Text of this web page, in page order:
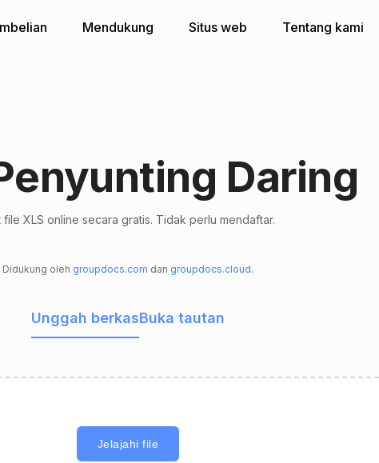
Mendukung Situs web Tentang kami
Daring
file XLS online secara gratis. Tidak perlu mendaftar.
Didukung oleh groupdocs.com dan groupdocs.cloud.
Unggah berkasBuka tautan
Jelajahi file